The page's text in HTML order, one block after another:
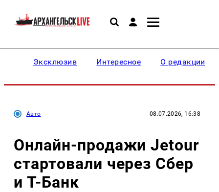
Эксклюзив Интересное О редакции
Авто 08.07.2026, 16:38
Онлайн-продажи Jetour
стартовали через Сбер
и Т-Банк